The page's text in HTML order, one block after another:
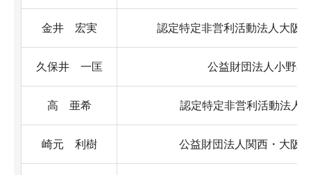
金井 宏実 認定特定非営利活動法人大阪
久保井 一匡 公益財団法人小野
高 亜希 認定特定非営利活動法人
崎元 利樹 公益財団法人関西・大阪